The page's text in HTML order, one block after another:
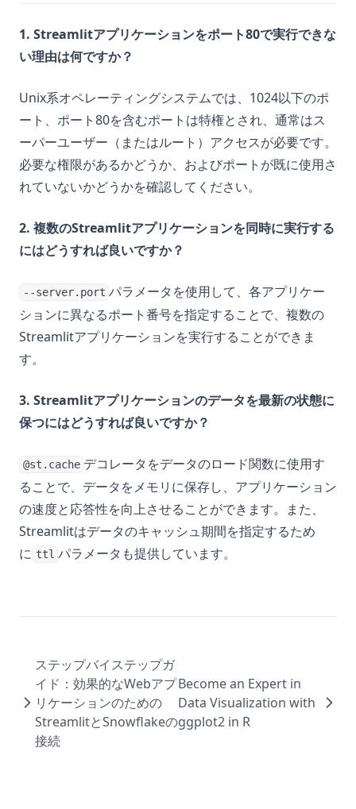
1. Streamlitアプリケーションをポート80で実行できな
い理由は何ですか？
Unix系オペレーティングシステムでは、1024以下のポ
ート、ポート80を含むポートは特権とされ、通常はス
ーパーユーザー（またはルート）アクセスが必要です。
必要な権限があるかどうか、およびポートが既に使用さ
れていないかどうかを確認してください。
2. 複数のStreamlitアプリケーションを同時に実行する
にはどうすれば良いですか？
--server.port パラメータを使用して、各アプリケー
ションに異なるポート番号を指定することで、複数の
Streamlitアプリケーションを実行することができま
す。
3. Streamlitアプリケーションのデータを最新の状態に
保つにはどうすれば良いですか？
@st.cache デコレータをデータのロード関数に使用す
ることで、データをメモリに保存し、アプリケーション
の速度と応答性を向上させることができます。また、
Streamlitはデータのキャッシュ期間を指定するため
に ttl パラメータも提供しています。
ステップバイステップガ
イド：効果的なWebアプ
リケーションのための
StreamlitとSnowflakeの
接続
Become an Expert in
Data Visualization with
ggplot2 in R